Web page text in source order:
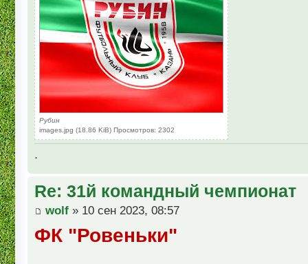
Рубин
images.jpg (18.86 KiB) Просмотров: 2302
.
Re: 31й командный чемпионат
wolf » 10 сен 2023, 08:57
ФК "Ровеньки"